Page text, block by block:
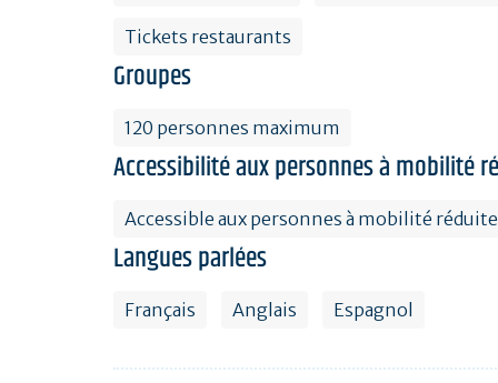
Tickets restaurants
Groupes
120 personnes maximum
Accessibilité aux personnes à mobilité
Accessible aux personnes à mobilité réduite
Langues parlées
Français Anglais Espagnol